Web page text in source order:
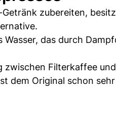
zubereiten,
das durch
Filterkaffee
dem Original schon